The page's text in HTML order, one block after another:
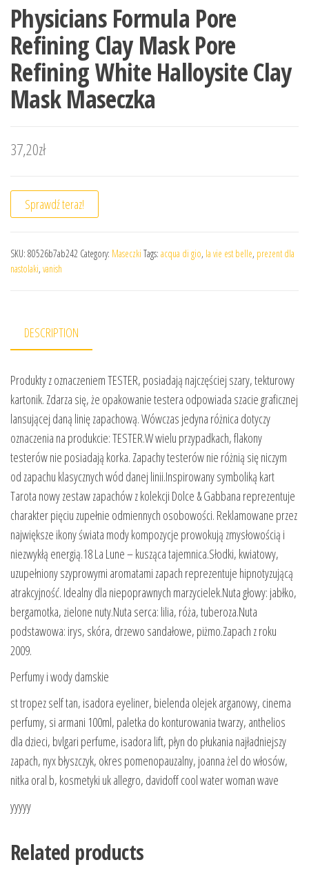
Physicians Formula Pore
Refining Clay Mask Pore
Refining White Halloysite Clay
Mask Maseczka
37,20zł
Sprawdź teraz!
SKU: 80526b7ab242 Category: Maseczki Tags: acqua di gio, la vie est belle, prezent dla
nastolaki, vanish
DESCRIPTION
Produkty z oznaczeniem TESTER, posiadają najczęściej szary, tekturowy
kartonik. Zdarza się, że opakowanie testera odpowiada szacie graficznej
lansującej daną linię zapachową. Wówczas jedyna różnica dotyczy
oznaczenia na produkcie: TESTER.W wielu przypadkach, flakony
testerów nie posiadają korka. Zapachy testerów nie różnią się niczym
od zapachu klasycznych wód danej linii.Inspirowany symboliką kart
Tarota nowy zestaw zapachów z kolekcji Dolce & Gabbana reprezentuje
charakter pięciu zupełnie odmiennych osobowości. Reklamowane przez
największe ikony świata mody kompozycje prowokują zmysłowością i
niezwykłą energią.18 La Lune – kusząca tajemnica.Słodki, kwiatowy,
uzupełniony szyprowymi aromatami zapach reprezentuje hipnotyzującą
atrakcyjność. Idealny dla niepoprawnych marzycielek.Nuta głowy: jabłko,
bergamotka, zielone nuty.Nuta serca: lilia, róża, tuberoza.Nuta
podstawowa: irys, skóra, drzewo sandałowe, piżmo.Zapach z roku
2009.
Perfumy i wody damskie
st tropez self tan, isadora eyeliner, bielenda olejek arganowy, cinema
perfumy, si armani 100ml, paletka do konturowania twarzy, anthelios
dla dzieci, bvlgari perfume, isadora lift, płyn do płukania najładniejszy
zapach, nyx błyszczyk, okres pomenopauzalny, joanna żel do włosów,
nitka oral b, kosmetyki uk allegro, davidoff cool water woman wave
yyyyy
Related products